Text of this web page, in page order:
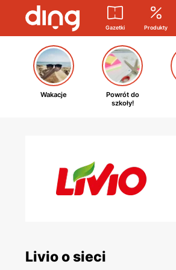
Gazetki Produkty
Wakacje
Powrót do
szkoły!
Livio o sieci